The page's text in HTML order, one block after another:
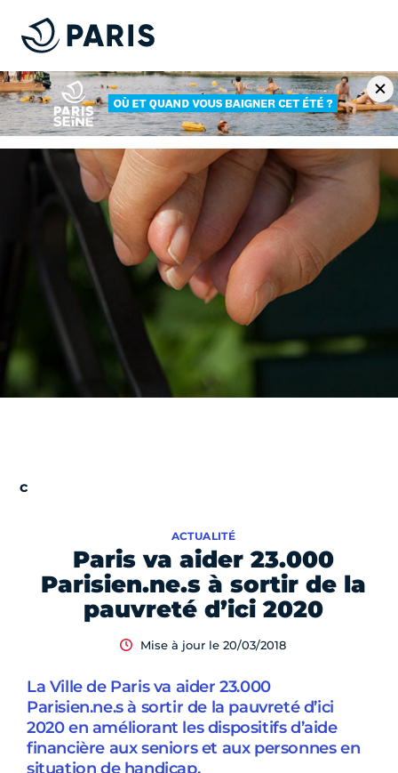
Paris va aider 23.000
Parisien.ne.s à sortir de la
pauvreté d’ici 2020
ACTUALITÉ
Mise à jour le 20/03/2018
La Ville de Paris va aider 23.000
Parisien.ne.s à sortir de la pauvreté d’ici
2020 en améliorant les dispositifs d’aide
financière aux seniors et aux personnes en
situation de handicap,